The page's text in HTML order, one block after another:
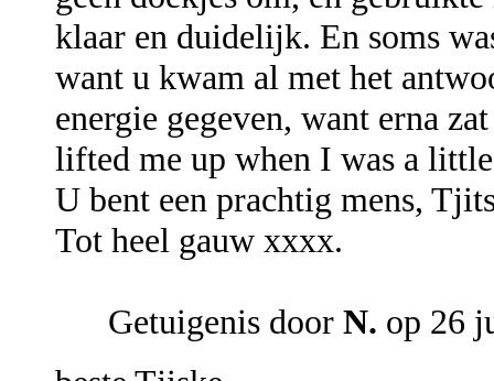
klaar en duidelijk. En soms
want u kwam al met het
energie gegeven, want erna
lifted me up when I was a
U bent een prachtig mens,
Tot heel gauw xxxx.
Getuigenis door N. op 26